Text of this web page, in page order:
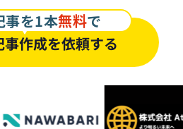
事を1本無料で
作成を依頼する